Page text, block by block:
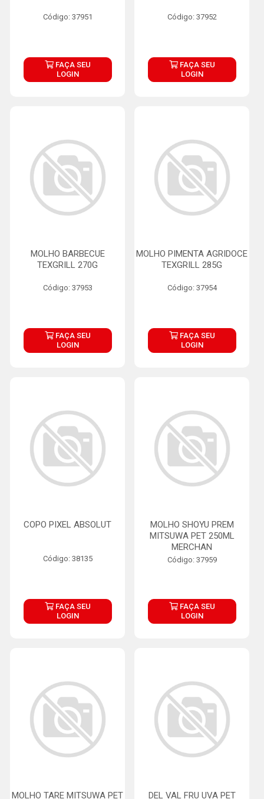
Código: 37951
FAÇA SEU
LOGIN
Código: 37952
FAÇA SEU
LOGIN
MOLHO BARBECUE
TEXGRILL 270G
Código: 37953
FAÇA SEU
LOGIN
MOLHO PIMENTA AGRIDOCE
TEXGRILL 285G
Código: 37954
FAÇA SEU
LOGIN
COPO PIXEL ABSOLUT
Código: 38135
FAÇA SEU
LOGIN
MOLHO SHOYU PREM
MITSUWA PET 250ML
MERCHAN
Código: 37959
FAÇA SEU
LOGIN
MOLHO TARE MITSUWA PET DEL VAL FRU UVA PET